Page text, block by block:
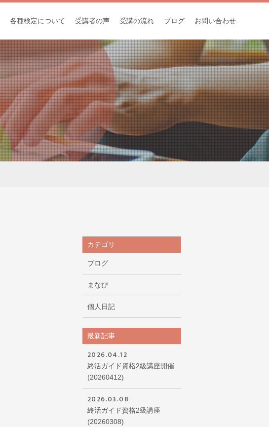
各種検定について 受講者の声 受講の流れ ブログ お問い合わせ
カテゴリ
ブログ
まなび
個人日記
最新記事
2026.04.12
終活ガイド資格2級講座開催
(20260412)
2026.03.08
終活ガイド資格2級講座
(20260308)